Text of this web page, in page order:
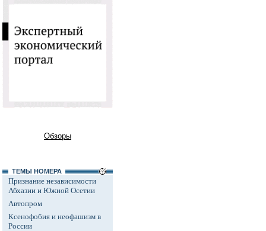
Обзоры
ТЕМЫ НОМЕРА
Признание независимости
Абхазии и Южной Осетии
Автопром
Ксенофобия и неофашизм в
России